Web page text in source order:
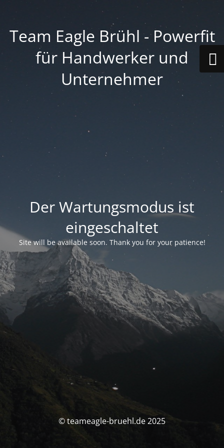
Team Eagle Brühl - Powerfit
für Handwerker und
Unternehmer
Der Wartungsmodus ist
eingeschaltet
Site will be available soon. Thank you for your patience!
© teameagle-bruehl.de 2025